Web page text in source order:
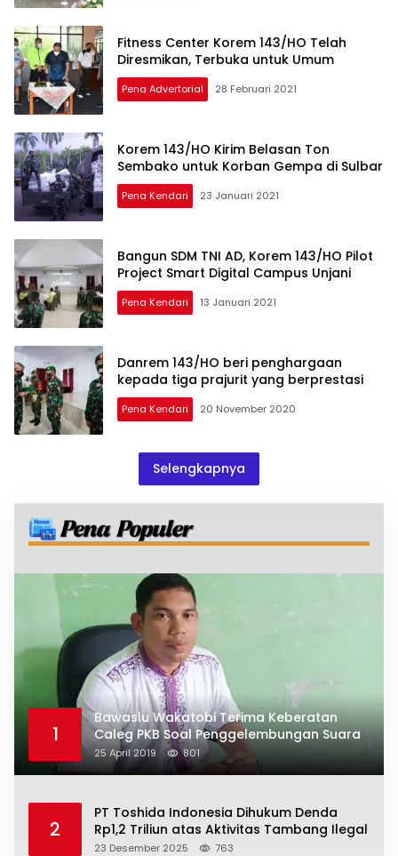
Fitness Center Korem 143/HO Telah
Diresmikan, Terbuka untuk Umum
Pena Advertorial 28 Februari 2021
Korem 143/HO Kirim Belasan Ton
Sembako untuk Korban Gempa di Sulbar
Pena Kendari 23 Januari 2021
Bangun SDM TNI AD, Korem 143/HO Pilot
Project Smart Digital Campus Unjani
Pena Kendari 13 Januari 2021
Danrem 143/HO beri penghargaan
kepada tiga prajurit yang berprestasi
Pena Kendari 20 November 2020
Selengkapnya
1
Bawaslu Wakatobi Terima Keberatan
Caleg PKB Soal Penggelembungan Suara
25 April 2019 801
2
PT Toshida Indonesia Dihukum Denda
Rp1,2 Triliun atas Aktivitas Tambang Ilegal
23 Desember 2025 763